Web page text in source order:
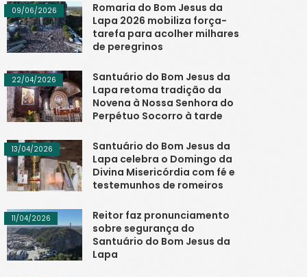
Romaria do Bom Jesus da
Lapa 2026 mobiliza força-
tarefa para acolher milhares
de peregrinos
09/06/2026
Santuário do Bom Jesus da
Lapa retoma tradição da
Novena à Nossa Senhora do
Perpétuo Socorro à tarde
22/04/2026
Santuário do Bom Jesus da
Lapa celebra o Domingo da
Divina Misericórdia com fé e
testemunhos de romeiros
13/04/2026
Reitor faz pronunciamento
sobre segurança do
Santuário do Bom Jesus da
Lapa
11/04/2026